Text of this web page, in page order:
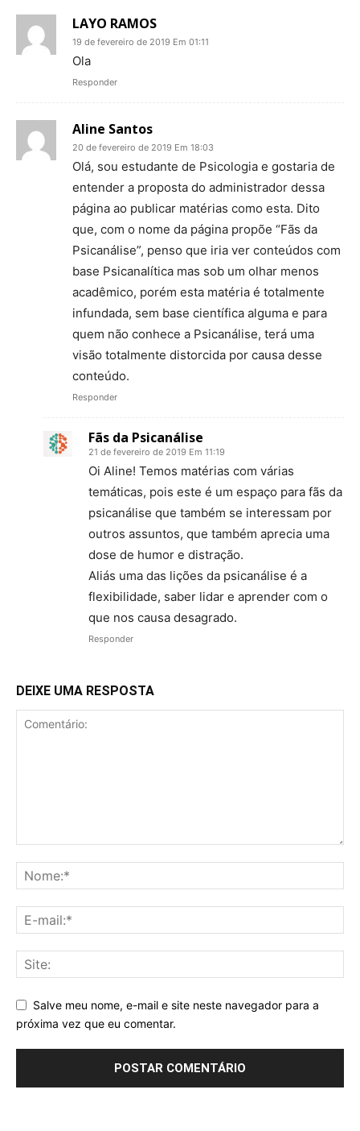
LAYO RAMOS
19 de fevereiro de 2019 Em 01:11
Ola
Responder
Aline Santos
20 de fevereiro de 2019 Em 18:03
Olá, sou estudante de Psicologia e gostaria de
entender a proposta do administrador dessa
página ao publicar matérias como esta. Dito
que, com o nome da página propõe “Fãs da
Psicanálise”, penso que iria ver conteúdos com
base Psicanalítica mas sob um olhar menos
acadêmico, porém esta matéria é totalmente
infundada, sem base científica alguma e para
quem não conhece a Psicanálise, terá uma
visão totalmente distorcida por causa desse
conteúdo.
Responder
Fãs da Psicanálise
21 de fevereiro de 2019 Em 11:19
Oi Aline! Temos matérias com várias
temáticas, pois este é um espaço para fãs da
psicanálise que também se interessam por
outros assuntos, que também aprecia uma
dose de humor e distração.
Aliás uma das lições da psicanálise é a
flexibilidade, saber lidar e aprender com o
que nos causa desagrado.
Responder
DEIXE UMA RESPOSTA
Salve meu nome, e-mail e site neste navegador para a
próxima vez que eu comentar.